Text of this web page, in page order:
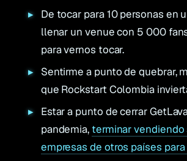
De tocar para 10 personas en
llenar un venue con 5 000
para vernos tocar.
Sentirme a punto de quebrar,
que Rockstart Colombia
Estar a punto de cerrar
pandemia, terminar vendiendo
empresas de otros países